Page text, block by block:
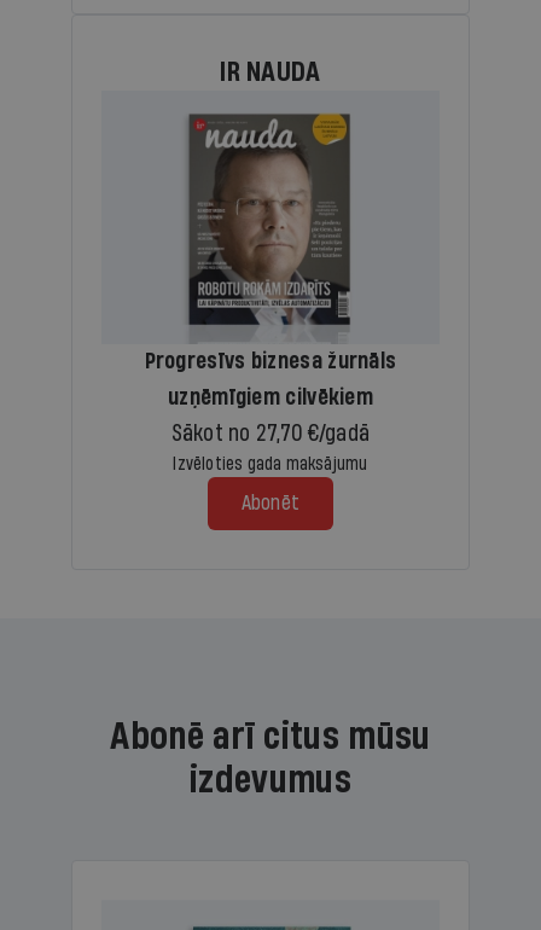
IR NAUDA
Progresīvs biznesa žurnāls
uzņēmīgiem cilvēkiem
Sākot no 27,70 €/gadā
Izvēloties gada maksājumu
Abonēt
Abonē arī citus mūsu
izdevumus